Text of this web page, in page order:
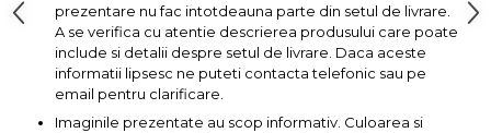
Pompa transfer lichide
Pompa Aer
Cric Manual
Ulei Hidraulic
prezentare nu fac intotdeauna parte din setul de livrare.
A se verifica cu atentie descrierea produsului care poate
include si detalii despre setul de livrare. Daca aceste
informatii lipsesc ne puteti contacta telefonic sau pe
email pentru clarificare.
Imaginile prezentate au scop informativ. Culoarea si